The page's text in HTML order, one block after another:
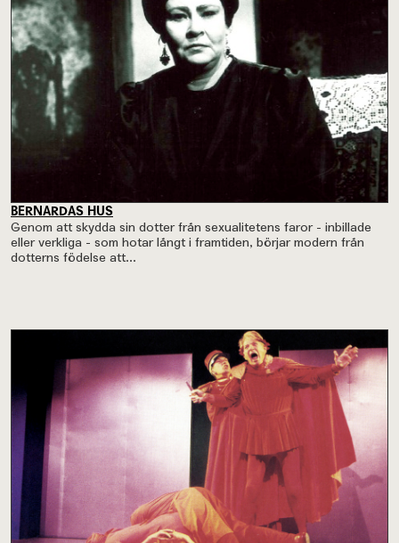
BERNARDAS HUS
Genom att skydda sin dotter från sexualitetens faror - inbillade
eller verkliga - som hotar långt i framtiden, börjar modern från
dotterns födelse att...